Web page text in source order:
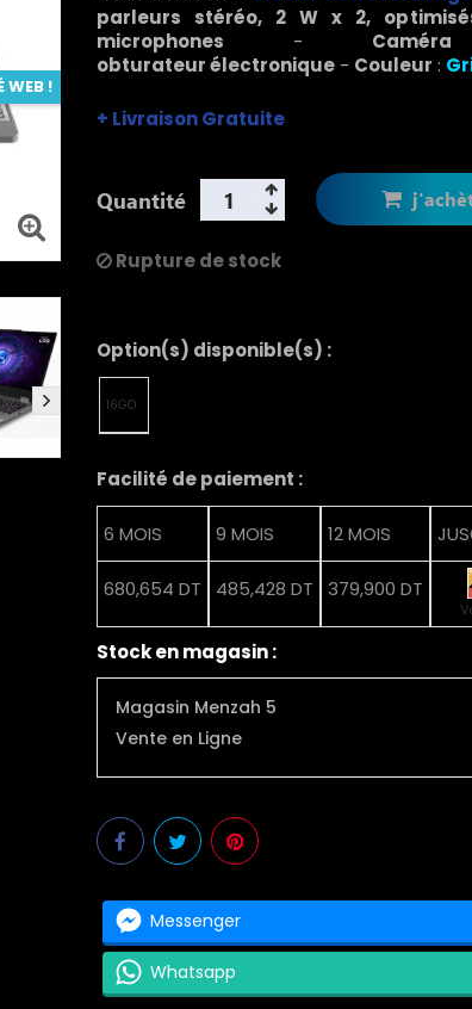
WEB !
parleurs stéréo, 2 W x 2,
microphones -
obturateurélectronique - Couleur :
+ Livraison Gratuite
Quantité
Rupture de stock
Option(s) disponible(s) :
16GO
Facilité de paiement :
6 MOIS
680,654 DT
9 MOIS
485,428 DT
12 MOIS
379,900 DT
Stock en magasin :
Magasin Menzah 5
Vente en Ligne
Messenger
Whatsapp